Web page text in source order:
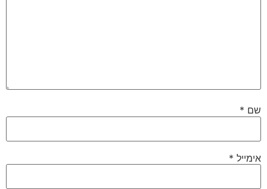
שם *
אימייל *